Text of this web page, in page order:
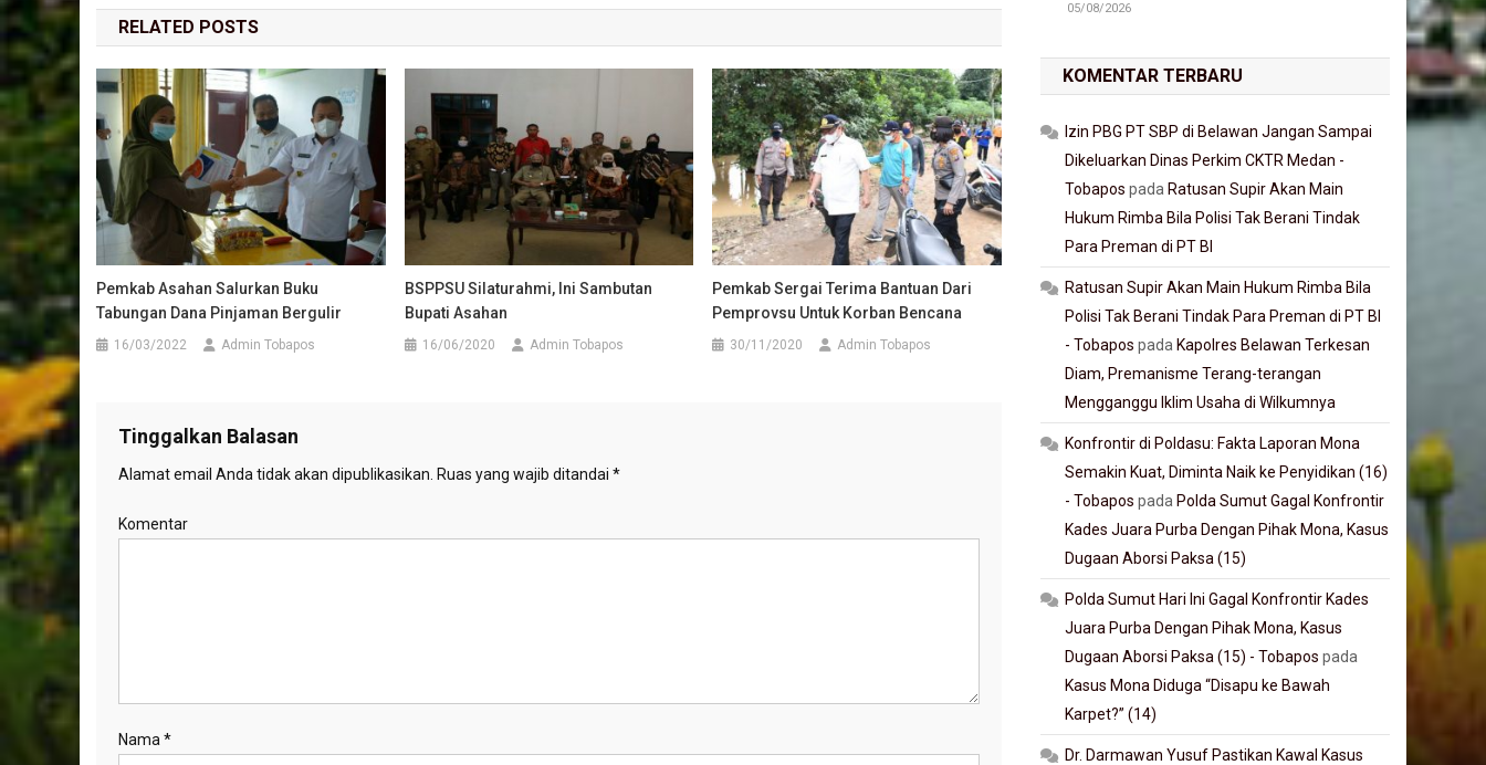
RELATED POSTS
Pemkab Asahan Salurkan Buku
Tabungan Dana Pinjaman Bergulir
16/03/2022 Admin Tobapos
BSPPSU Silaturahmi, Ini Sambutan
Bupati Asahan
16/06/2020 Admin Tobapos
Pemkab Sergai Terima Bantuan Dari
Pemprovsu Untuk Korban Bencana
30/11/2020 Admin Tobapos
Tinggalkan Balasan
Alamat email Anda tidak akan dipublikasikan. Ruas yang wajib ditandai *
Komentar
Nama *
05/08/2026
KOMENTAR TERBARU
Izin PBG PT SBP di Belawan Jangan Sampai
Dikeluarkan Dinas Perkim CKTR Medan -
Tobapos pada Ratusan Supir Akan Main
Hukum Rimba Bila Polisi Tak Berani Tindak
Para Preman di PT BI
Ratusan Supir Akan Main Hukum Rimba Bila
Polisi Tak Berani Tindak Para Preman di PT BI
- Tobapos pada Kapolres Belawan Terkesan
Diam, Premanisme Terang-terangan
Mengganggu Iklim Usaha di Wilkumnya
Konfrontir di Poldasu: Fakta Laporan Mona
Semakin Kuat, Diminta Naik ke Penyidikan (16)
- Tobapos pada Polda Sumut Gagal Konfrontir
Kades Juara Purba Dengan Pihak Mona, Kasus
Dugaan Aborsi Paksa (15)
Polda Sumut Hari Ini Gagal Konfrontir Kades
Juara Purba Dengan Pihak Mona, Kasus
Dugaan Aborsi Paksa (15) - Tobapos pada
Kasus Mona Diduga “Disapu ke Bawah
Karpet?” (14)
Dr. Darmawan Yusuf Pastikan Kawal Kasus